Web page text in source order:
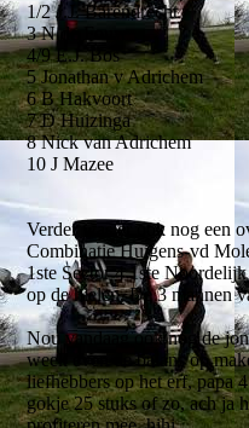
1/2 J.J. Barendrecht
3 N de Fouw
4/9 E.J. Bos
5 Jonathan v Adrichem
6 B Hakvoort
7 D Huizinga
8 Nick van Adrichem
10 J Mazee
Verder was er ook nog een
Combinatie Huigens-vd
1ste Sector 4 1ste
op de hielen, De 3 mannen
Nou vandaag ook nog de
week even de balans op
liefhebbers op het erf, papa
gokje 25 stuks of zo, ach ja